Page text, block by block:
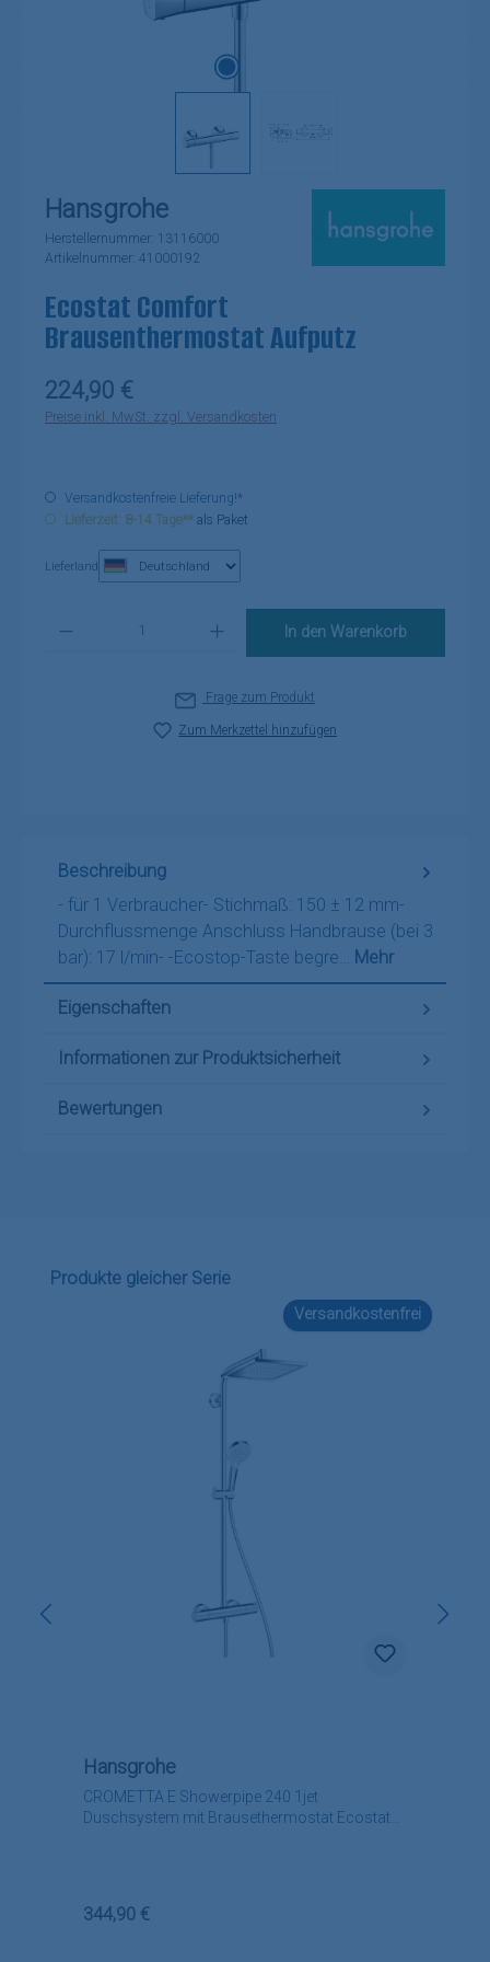
Hansgrohe
Herstellernummer: 13116000
Artikelnummer: 41000192
Ecostat Comfort
Brausenthermostat Aufputz
Regulärer Preis:
224,90 €
Preise inkl. MwSt. zzgl. Versandkosten
Versandkostenfreie Lieferung!*
Lieferzeit: 8-14 Tage** als Paket
Lieferland
In den Warenkorb
Frage zum Produkt
Zum Merkzettel hinzufügen
Beschreibung
- für 1 Verbraucher- Stichmaß: 150 ± 12 mm-
Durchflussmenge Anschluss Handbrause (bei 3
bar): 17 l/min- -Ecostop-Taste begre…
Mehr
Eigenschaften
Informationen zur Produktsicherheit
Bewertungen
Produktgalerie überspringen
Produkte gleicher Serie
Versandkostenfrei
CROMETTA E Showerpipe 240 1jet
Duschsystem mit Brausethermostat Ecostat
Hansgrohe
Regulärer Preis:
344,90 €